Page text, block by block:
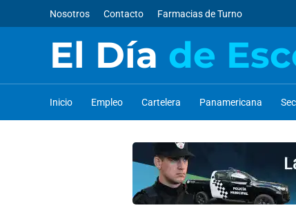
Nosotros Contacto Farmacias de Turno
El Día de
Inicio Empleo Cartelera Panamericana